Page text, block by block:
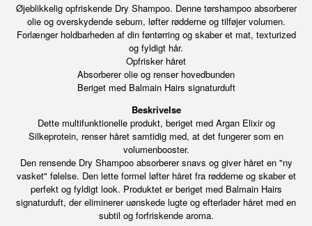
Øjeblikkelig opfriskende Dry Shampoo. Denne tørshampoo absorberer
olie og overskydende sebum, løfter rødderne og tilføjer volumen.
Forlænger holdbarheden af din føntørring og skaber et mat, texturized
og fyldigt hår.
Opfrisker håret
Absorberer olie og renser hovedbunden
Beriget med Balmain Hairs signaturduft
Beskrivelse
Dette multifunktionelle produkt, beriget med Argan Elixir og
Silkeprotein, renser håret samtidig med, at det fungerer som en
volumenbooster.
Den rensende Dry Shampoo absorberer snavs og giver håret en "ny
vasket" følelse. Den lette formel løfter håret fra rødderne og skaber et
perfekt og fyldigt look. Produktet er beriget med Balmain Hairs
signaturduft, der eliminerer uønskede lugte og efterlader håret med en
subtil og forfriskende aroma.